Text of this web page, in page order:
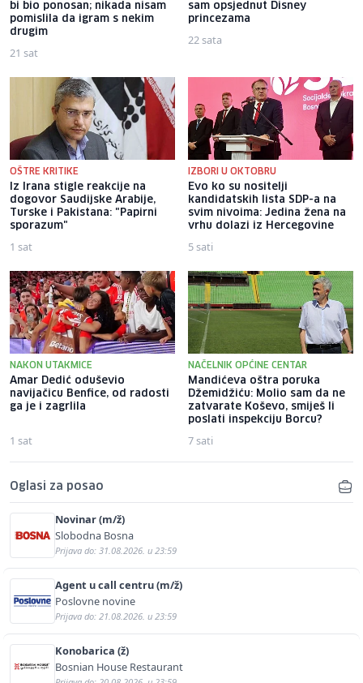
bi bio ponosan; nikada nisam
pomislila da igram s nekim
drugim
21 sat
sam opsjednut Disney
princezama
22 sata
OŠTRE KRITIKE
Iz Irana stigle reakcije na
dogovor Saudijske Arabije,
Turske i Pakistana: "Papirni
sporazum"
1 sat
IZBORI U OKTOBRU
Evo ko su nositelji
kandidatskih lista SDP-a na
svim nivoima: Jedina žena na
vrhu dolazi iz Hercegovine
5 sati
NAKON UTAKMICE
Amar Dedić oduševio
navijačicu Benfice, od radosti
ga je i zagrlila
1 sat
NAČELNIK OPĆINE CENTAR
Mandićeva oštra poruka
Džemidžiću: Molio sam da ne
zatvarate Koševo, smiješ li
poslati inspekciju Borcu?
7 sati
Oglasi za posao
Novinar (m/ž)
Slobodna Bosna
Prijava do: 31.08.2026. u 23:59
Agent u call centru (m/ž)
Poslovne novine
Prijava do: 21.08.2026. u 23:59
Konobarica (ž)
Bosnian House Restaurant